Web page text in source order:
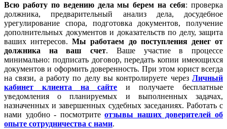
Всю работу по ведению дела мы берем на себя: проверка
должника, предварительный анализ дела, досудебное
урегулирование спора, подготовка документов, получение
дополнительных документов и доказательств по делу, защита
ваших интересов.Мы работаем до поступления денег от
должника на ваш счет. Ваше участие в процессе
минимально: подписать договор, передать копии имеющихся
документов и оформить доверенность. При этом юрист всегда
на связи, а работу по делу вы контролируете через Личный
кабинет клиента на сайте и получаете бесплатные
уведомления о планируемых и выполненных задачах,
назначенных и завершенных судебных заседаниях. Работать с
нами удобно - посмотритеотзывы наших доверителей об
опыте сотрудничества с нами.